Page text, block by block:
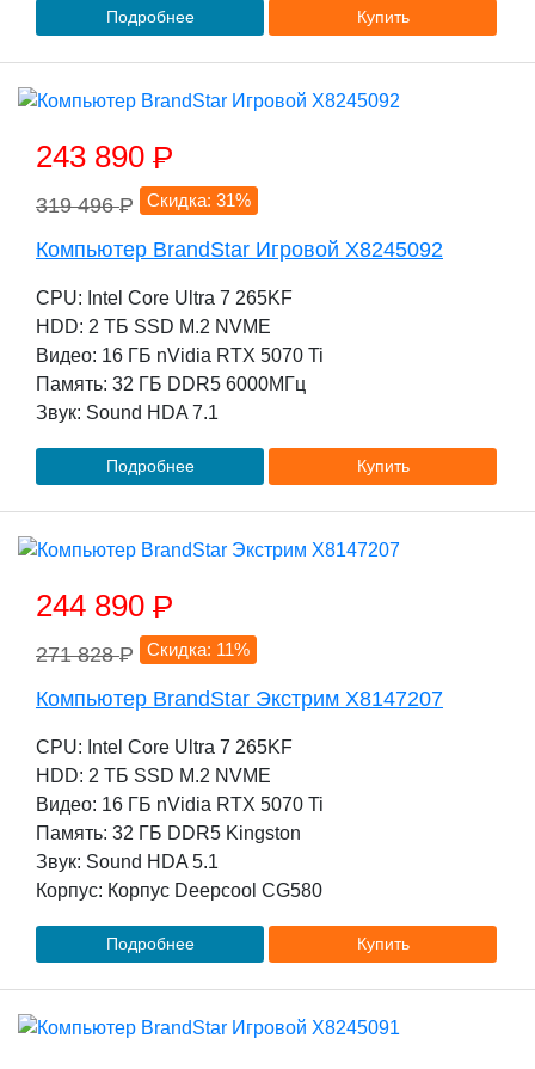
Подробнее Купить
243 890 P
319 496P Скидка: 31%
Компьютер BrandStar Игровой X8245092
CPU: Intel Core Ultra 7 265KF
HDD: 2 TБ SSD M.2 NVME
Видео: 16 ГБ nVidia RTX 5070 Ti
Память: 32 ГБ DDR5 6000МГц
Звук: Sound HDA 7.1
Подробнее Купить
244 890 P
271 828P Скидка: 11%
Компьютер BrandStar Экстрим X8147207
CPU: Intel Core Ultra 7 265KF
HDD: 2 TБ SSD M.2 NVME
Видео: 16 ГБ nVidia RTX 5070 Ti
Память: 32 ГБ DDR5 Kingston
Звук: Sound HDA 5.1
Корпус: Корпус Deepcool CG580
Подробнее Купить